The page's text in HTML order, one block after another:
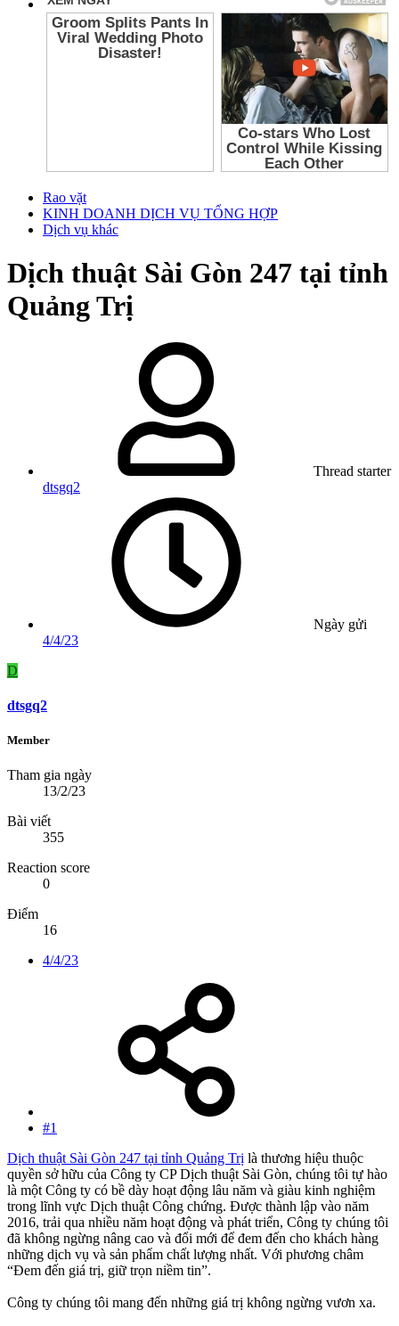
Rao vặt
KINH DOANH DỊCH VỤ TỔNG HỢP
Dịch vụ khác
Dịch thuật Sài Gòn 247 tại tỉnh
Quảng Trị
Thread starter
dtsgq2
Ngày gửi
4/4/23
D
dtsgq2
Member
Tham gia ngày
13/2/23
Bài viết
355
Reaction score
0
Điểm
16
4/4/23
#1
Dịch thuật Sài Gòn 247 tại tỉnh Quảng Trị là thương hiệu thuộc
quyền sở hữu của Công ty CP Dịch thuật Sài Gòn, chúng tôi tự hào
là một Công ty có bề dày hoạt động lâu năm và giàu kinh nghiệm
trong lĩnh vực Dịch thuật Công chứng. Được thành lập vào năm
2016, trải qua nhiều năm hoạt động và phát triển, Công ty chúng tôi
đã không ngừng nâng cao và đổi mới để đem đến cho khách hàng
những dịch vụ và sản phẩm chất lượng nhất. Với phương châm
“Đem đến giá trị, giữ trọn niềm tin”.
Công ty chúng tôi mang đến những giá trị không ngừng vươn xa.